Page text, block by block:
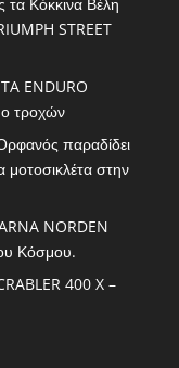
STREET
ENDURO
τροχών
παραδίδει
μοτοσικλέτα στην
NORDEN
Κόσμου.
400 X –